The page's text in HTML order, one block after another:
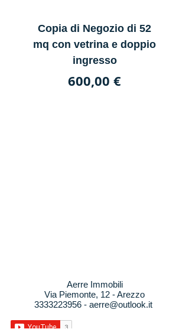
Copia di Negozio di 52
mq con vetrina e doppio
ingresso
Prezzo
600,00 €
Aerre Immobili
Via Piemonte, 12 - Arezzo
3333223956 - aerre@outlook.it